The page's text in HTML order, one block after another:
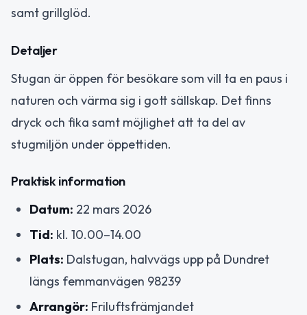
samt grillglöd.
Detaljer
Stugan är öppen för besökare som vill ta en paus i
naturen och värma sig i gott sällskap. Det finns
dryck och fika samt möjlighet att ta del av
stugmiljön under öppettiden.
Praktisk information
Datum: 22 mars 2026
Tid: kl. 10.00–14.00
Plats: Dalstugan, halvvägs upp på Dundret
längs femmanvägen 98239
Arrangör: Friluftsfrämjandet